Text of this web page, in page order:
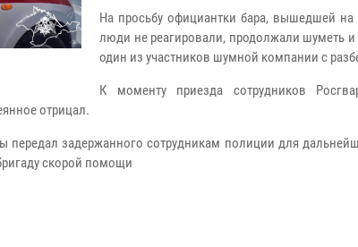
На просьбу официантки бара, вышедшей
люди не реагировали, продолжали шуметь и
один из участников шумной компании с
К моменту приезда сотрудников
отрицал.
задержанного сотрудникам полиции для
скорой помощи